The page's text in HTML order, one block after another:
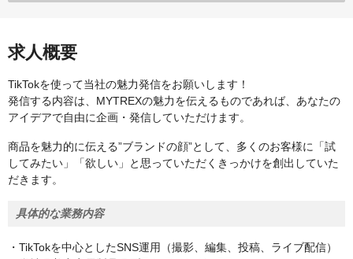
求人概要
TikTokを使って当社の魅⼒発信をお願いします！
発信する内容は、MYTREXの魅⼒を伝えるものであれば、あなたの
アイデアで⾃由に企画・発信していただけます。
商品を魅力的に伝える”ブランドの顔”として、多くのお客様に「試
してみたい」「欲しい」と思っていただくきっかけを創出していた
だきます。
具体的な業務内容
・TikTokを中心としたSNS運用（撮影、編集、投稿、ライブ配信）